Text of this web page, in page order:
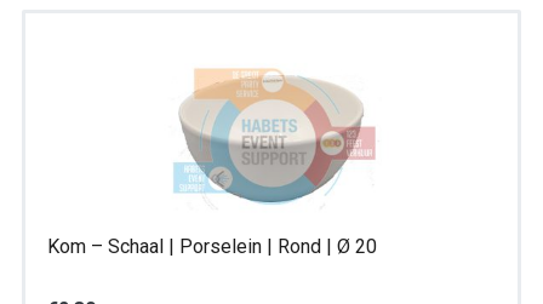
Kom – Schaal | Porselein | Rond | Ø 20